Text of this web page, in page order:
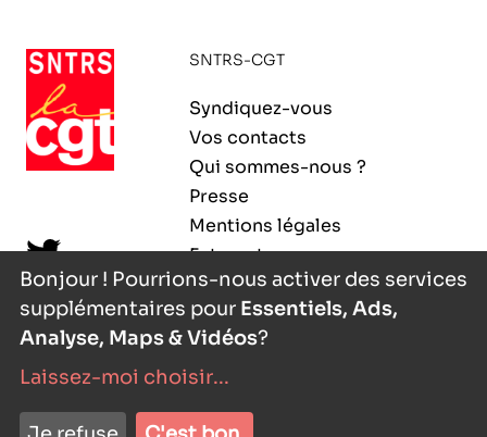
SNTRS-CGT
Syndiquez-vous
Vos contacts
Qui sommes-nous ?
Presse
Mentions légales
Extranet
- agence digitale
Bonjour ! Pourrions-nous activer des services
supplémentaires pour Essentiels, Ads,
Analyse, Maps & Vidéos?
Laissez-moi choisir...